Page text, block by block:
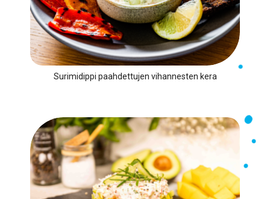
Surimidippi paahdettujen vihannesten kera